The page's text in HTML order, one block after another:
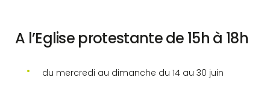
A l’Eglise protestante de 15h à 18h
du mercredi au dimanche du 14 au 30 juin